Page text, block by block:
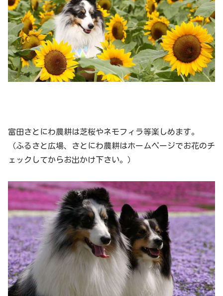
富田さとにわ農耕は芝桜やネモフィラ等楽しめます。
（ふるさと広場、さとにわ農耕はホームページでお花のチ
ェックしてからお出かけ下さい。）